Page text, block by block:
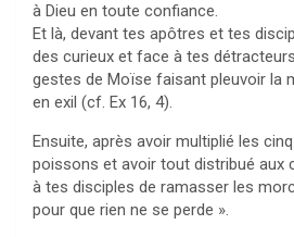
à Dieu en toute confiance.
Et là, devant tes apôtres et tes
des curieux et face à tes
gestes de Moïse faisant pleuvoir la
en exil (cf. Ex 16, 4).
Ensuite, après avoir multiplié les
poissons et avoir tout distribué aux
à tes disciples de ramasser les
pour que rien ne se perde ».